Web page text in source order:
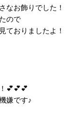
なお飾りでした！
ので
ておりましたよ！
💕💕💕
嫌です♪